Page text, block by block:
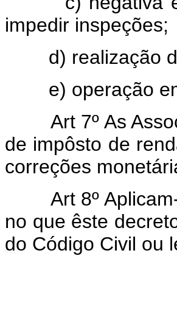
impedir inspeções;
d) realização
e) operação
Art 7º As
de impôsto de
correções
Art 8º
no que êste
do Código Civil ou